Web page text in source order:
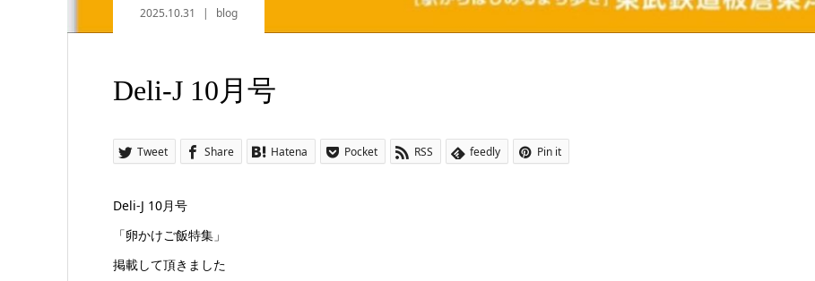
2025.10.31 blog
Deli-J 10月号
Tweet Share Hatena Pocket RSS feedly Pin it
Deli-J 10月号
「卵かけご飯特集」
掲載して頂きました